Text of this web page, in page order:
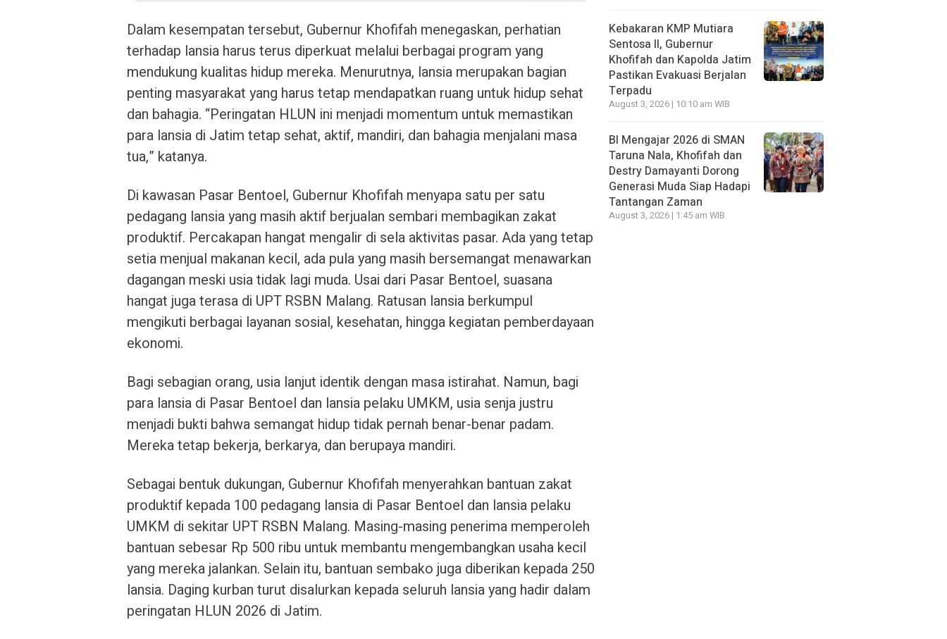
Dalam kesempatan tersebut, Gubernur Khofifah menegaskan, perhatian
terhadap lansia harus terus diperkuat melalui berbagai program yang
mendukung kualitas hidup mereka. Menurutnya, lansia merupakan bagian
penting masyarakat yang harus tetap mendapatkan ruang untuk hidup sehat
dan bahagia. “Peringatan HLUN ini menjadi momentum untuk memastikan
para lansia di Jatim tetap sehat, aktif, mandiri, dan bahagia menjalani masa
tua,” katanya.
Di kawasan Pasar Bentoel, Gubernur Khofifah menyapa satu per satu
pedagang lansia yang masih aktif berjualan sembari membagikan zakat
produktif. Percakapan hangat mengalir di sela aktivitas pasar. Ada yang tetap
setia menjual makanan kecil, ada pula yang masih bersemangat menawarkan
dagangan meski usia tidak lagi muda. Usai dari Pasar Bentoel, suasana
hangat juga terasa di UPT RSBN Malang. Ratusan lansia berkumpul
mengikuti berbagai layanan sosial, kesehatan, hingga kegiatan pemberdayaan
ekonomi.
Bagi sebagian orang, usia lanjut identik dengan masa istirahat. Namun, bagi
para lansia di Pasar Bentoel dan lansia pelaku UMKM, usia senja justru
menjadi bukti bahwa semangat hidup tidak pernah benar-benar padam.
Mereka tetap bekerja, berkarya, dan berupaya mandiri.
Sebagai bentuk dukungan, Gubernur Khofifah menyerahkan bantuan zakat
produktif kepada 100 pedagang lansia di Pasar Bentoel dan lansia pelaku
UMKM di sekitar UPT RSBN Malang. Masing-masing penerima memperoleh
bantuan sebesar Rp 500 ribu untuk membantu mengembangkan usaha kecil
yang mereka jalankan. Selain itu, bantuan sembako juga diberikan kepada 250
lansia. Daging kurban turut disalurkan kepada seluruh lansia yang hadir dalam
peringatan HLUN 2026 di Jatim.
Kebakaran KMP Mutiara
Sentosa II, Gubernur
Khofifah dan Kapolda Jatim
Pastikan Evakuasi Berjalan
Terpadu
August 3, 2026 | 10:10 am WIB
BI Mengajar 2026 di SMAN
Taruna Nala, Khofifah dan
Destry Damayanti Dorong
Generasi Muda Siap Hadapi
Tantangan Zaman
August 3, 2026 | 1:45 am WIB